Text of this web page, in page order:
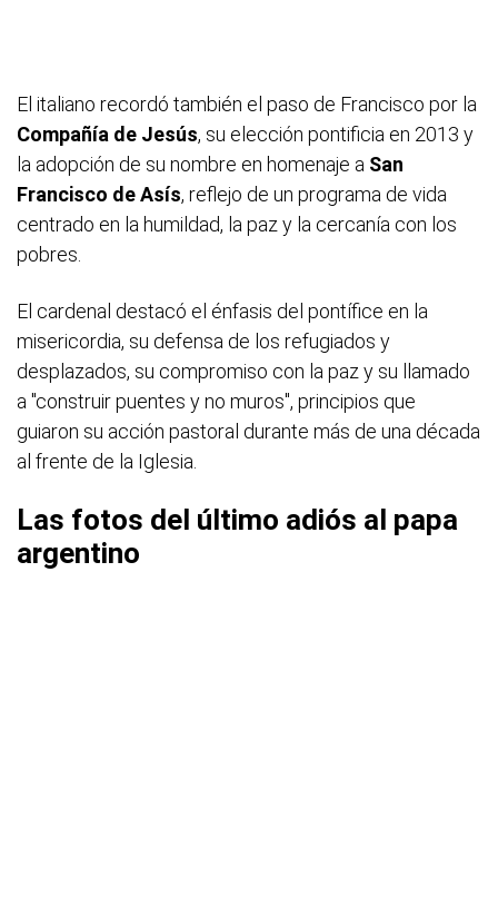
El italiano recordó también el paso de Francisco por la
Compañía de Jesús, su elección pontificia en 2013 y
la adopción de su nombre en homenaje a San
Francisco de Asís, reflejo de un programa de vida
centrado en la humildad, la paz y la cercanía con los
pobres.
El cardenal destacó el énfasis del pontífice en la
misericordia, su defensa de los refugiados y
desplazados, su compromiso con la paz y su llamado
a "construir puentes y no muros", principios que
guiaron su acción pastoral durante más de una década
al frente de la Iglesia.
Las fotos del último adiós al papa
argentino